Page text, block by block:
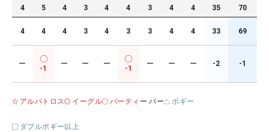
4 5 4 3 4 4 3 4 4 35 70
4 4 4 3 4 3 3 4 4 33 69
ー
-1
ー ー ー
-1
ー ー ー -2 -1
アルバトロス イーグル バーティ ー パー ボギー
ダブルボギー以上